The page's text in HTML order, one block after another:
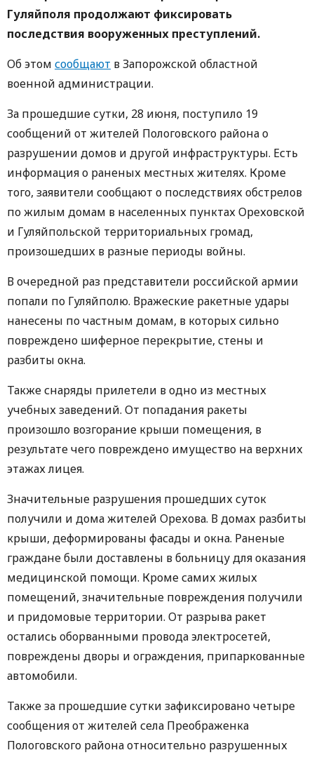
Гуляйполя продолжают фиксировать
последствия вооруженных преступлений.
Об этом сообщают в Запорожской областной
военной администрации.
За прошедшие сутки, 28 июня, поступило 19
сообщений от жителей Пологовского района о
разрушении домов и другой инфраструктуры. Есть
информация о раненых местных жителях. Кроме
того, заявители сообщают о последствиях обстрелов
по жилым домам в населенных пунктах Ореховской
и Гуляйпольской территориальных громад,
произошедших в разные периоды войны.
В очередной раз представители российской армии
попали по Гуляйполю. Вражеские ракетные удары
нанесены по частным домам, в которых сильно
повреждено шиферное перекрытие, стены и
разбиты окна.
Также снаряды прилетели в одно из местных
учебных заведений. От попадания ракеты
произошло возгорание крыши помещения, в
результате чего повреждено имущество на верхних
этажах лицея.
Значительные разрушения прошедших суток
получили и дома жителей Орехова. В домах разбиты
крыши, деформированы фасады и окна. Раненые
граждане были доставлены в больницу для оказания
медицинской помощи. Кроме самих жилых
помещений, значительные повреждения получили
и придомовые территории. От разрыва ракет
остались оборванными провода электросетей,
повреждены дворы и ограждения, припаркованные
автомобили.
Также за прошедшие сутки зафиксировано четыре
сообщения от жителей села Преображенка
Пологовского района относительно разрушенных